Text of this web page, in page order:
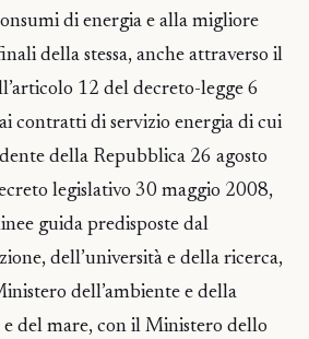
di energia e alla migliore
della stessa, anche attraverso il
12 del decreto-legge 6
contratti di servizio energia di cui
della Repubblica 26 agosto
legislativo 30 maggio 2008,
guida predisposte dal
dell’università e della ricerca,
dell’ambiente e della
del mare, con il Ministero dello